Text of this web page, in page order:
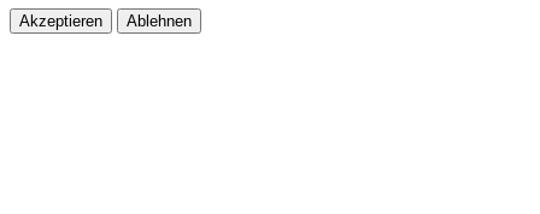
Akzeptieren Ablehnen